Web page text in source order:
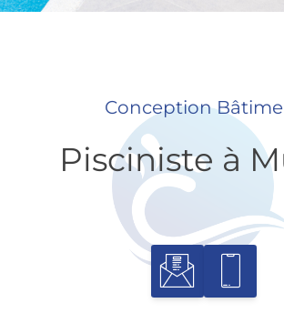
Conception
Pisciniste à